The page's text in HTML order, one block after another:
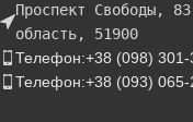
Проспект Свободы,
область, 51900
Телефон:+38 (098) 301-
Телефон:+38 (093) 065-